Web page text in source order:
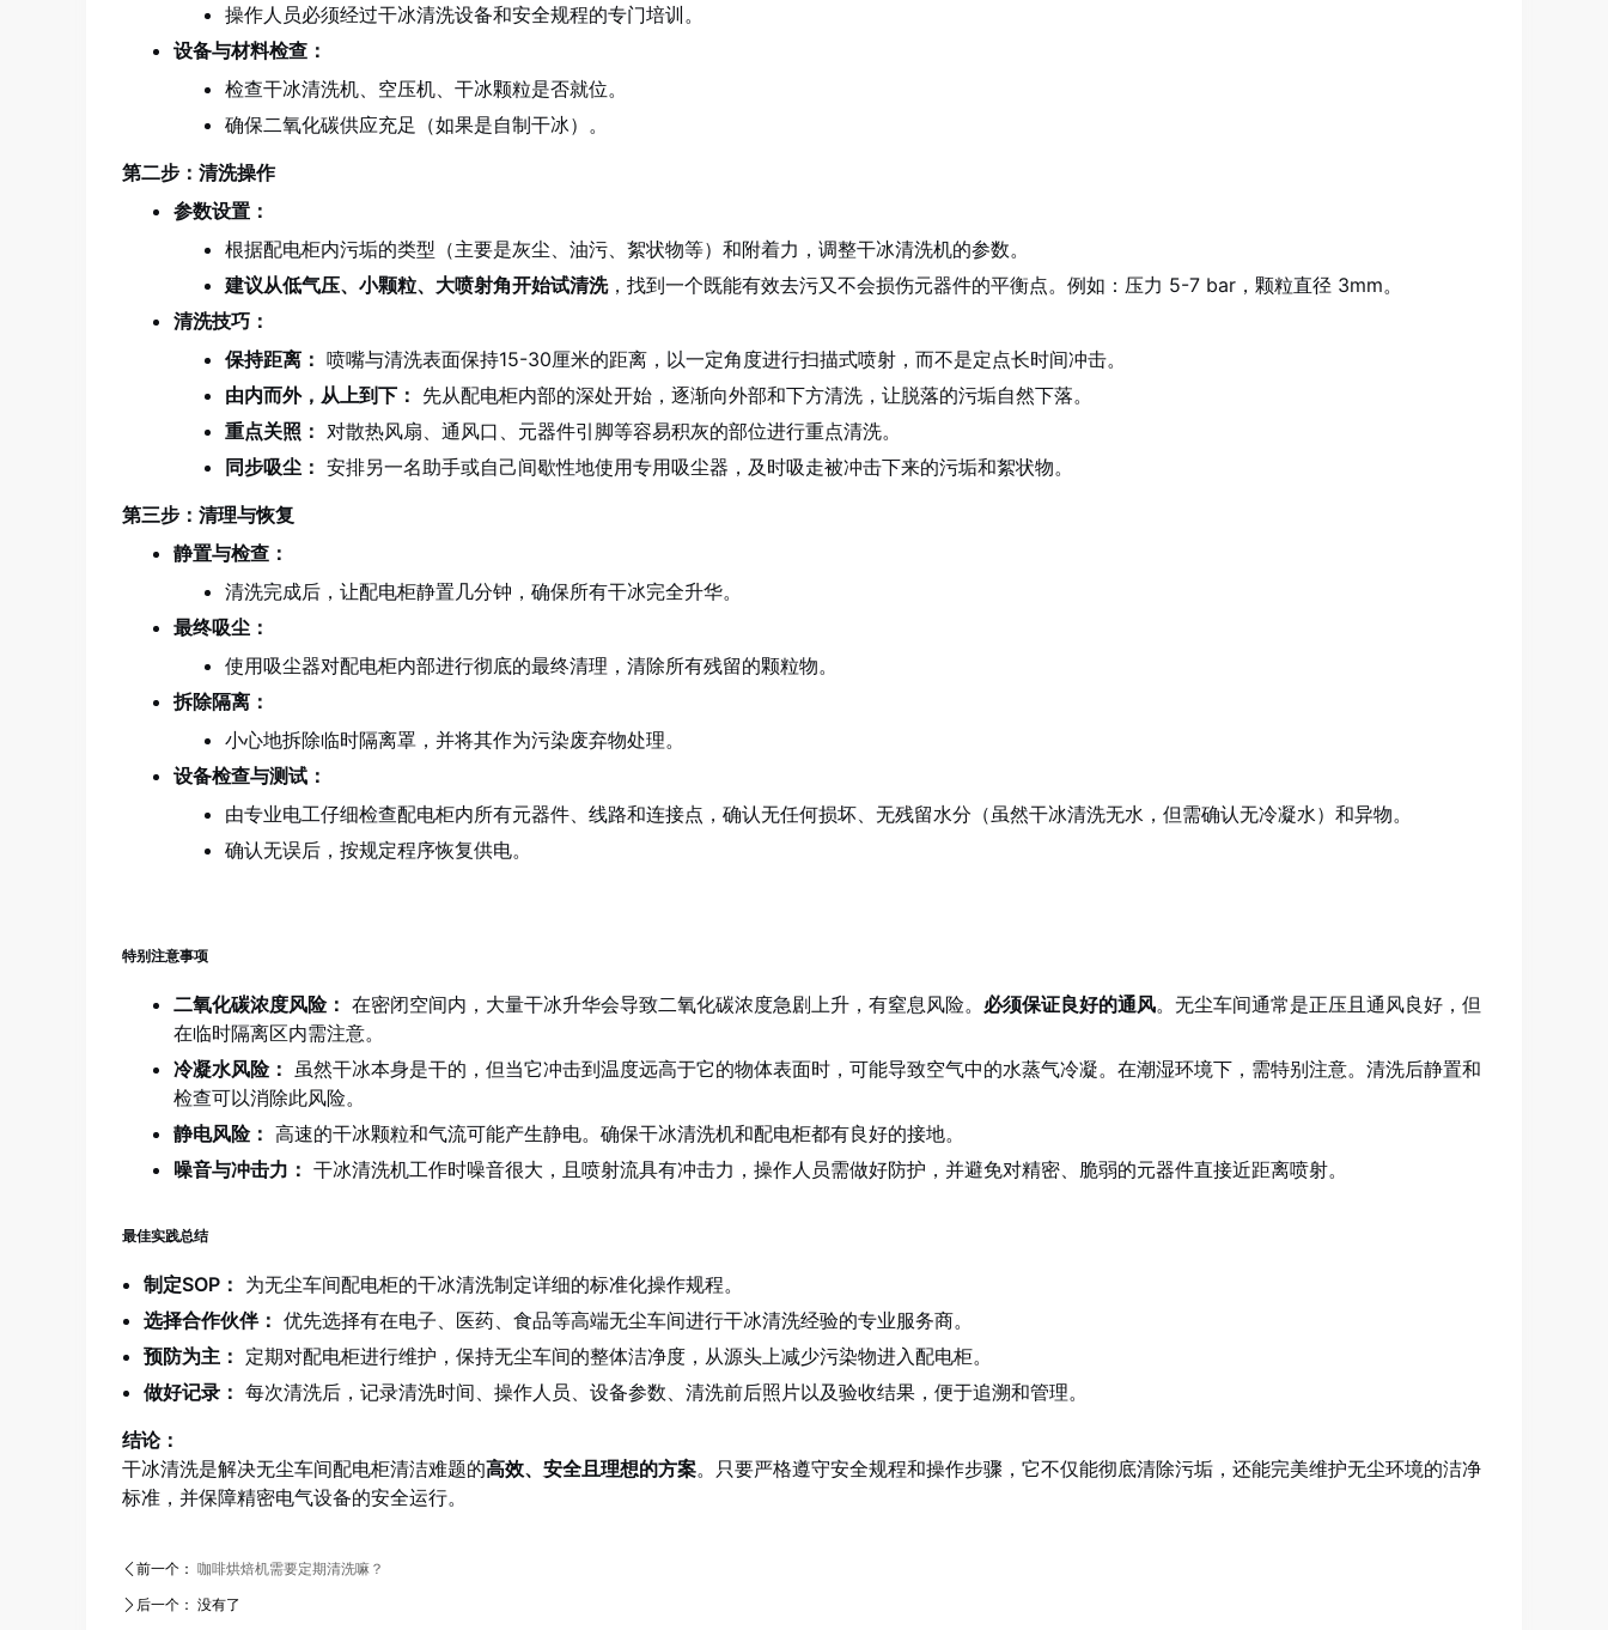
操作人员必须经过干冰清洗设备和安全规程的专门培训。
设备与材料检查：
检查干冰清洗机、空压机、干冰颗粒是否就位。
确保二氧化碳供应充足（如果是自制干冰）。
第二步：清洗操作
参数设置：
根据配电柜内污垢的类型（主要是灰尘、油污、絮状物等）和附着力，调整干冰清洗机的参数。
建议从低气压、小颗粒、大喷射角开始试清洗，找到一个既能有效去污又不会损伤元器件的平衡点。例如：压力 5-7 bar，颗粒直径 3mm。
清洗技巧：
保持距离： 喷嘴与清洗表面保持15-30厘米的距离，以一定角度进行扫描式喷射，而不是定点长时间冲击。
由内而外，从上到下： 先从配电柜内部的深处开始，逐渐向外部和下方清洗，让脱落的污垢自然下落。
重点关照： 对散热风扇、通风口、元器件引脚等容易积灰的部位进行重点清洗。
同步吸尘： 安排另一名助手或自己间歇性地使用专用吸尘器，及时吸走被冲击下来的污垢和絮状物。
第三步：清理与恢复
静置与检查：
清洗完成后，让配电柜静置几分钟，确保所有干冰完全升华。
最终吸尘：
使用吸尘器对配电柜内部进行彻底的最终清理，清除所有残留的颗粒物。
拆除隔离：
小心地拆除临时隔离罩，并将其作为污染废弃物处理。
设备检查与测试：
由专业电工仔细检查配电柜内所有元器件、线路和连接点，确认无任何损坏、无残留水分（虽然干冰清洗无水，但需确认无冷凝水）和异物。
确认无误后，按规定程序恢复供电。
特别注意事项
二氧化碳浓度风险： 在密闭空间内，大量干冰升华会导致二氧化碳浓度急剧上升，有窒息风险。 必须保证良好的通风。无尘车间通常是正压且通风良好，但
在临时隔离区内需注意。
冷凝水风险：
虽然干冰本身是干的，但当它冲击到温度远高于它的物体表面时，可能导致空气中的水蒸气冷凝。在潮湿环境下，需特别注意。清洗后静置和
检查可以消除此风险。
静电风险： 高速的干冰颗粒和气流可能产生静电。确保干冰清洗机和配电柜都有良好的接地。
噪音与冲击力： 干冰清洗机工作时噪音很大，且喷射流具有冲击力，操作人员需做好防护，并避免对精密、脆弱的元器件直接近距离喷射。
最佳实践总结
制定SOP： 为无尘车间配电柜的干冰清洗制定详细的标准化操作规程。
选择合作伙伴： 优先选择有在电子、医药、食品等高端无尘车间进行干冰清洗经验的专业服务商。
预防为主： 定期对配电柜进行维护，保持无尘车间的整体洁净度，从源头上减少污染物进入配电柜。
做好记录： 每次清洗后，记录清洗时间、操作人员、设备参数、清洗前后照片以及验收结果，便于追溯和管理。
结论：
干冰清洗是解决无尘车间配电柜清洁难题的高效、安全且理想的方案。只要严格遵守安全规程和操作步骤，它不仅能彻底清除污垢，还能完美维护无尘环境的洁净
标准，并保障精密电气设备的安全运行。
ꄴ 前一个： 咖啡烘焙机需要定期清洗嘛？
ꄲ 后一个： 没有了